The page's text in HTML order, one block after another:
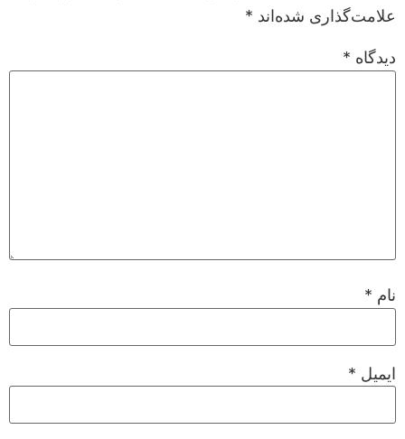
علامت‌گذاری شده‌اند *
دیدگاه *
نام *
ایمیل *